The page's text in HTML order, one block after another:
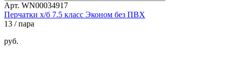
Арт. WN00034917
Перчатки х/б 7.5 класс Эконом без ПВХ
13 / пара
руб.